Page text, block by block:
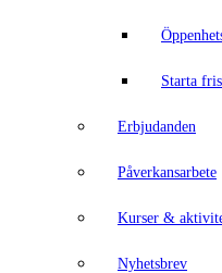
Starta
Erbjudanden
Påverkansarbete
Kurser &
Nyhetsbrev